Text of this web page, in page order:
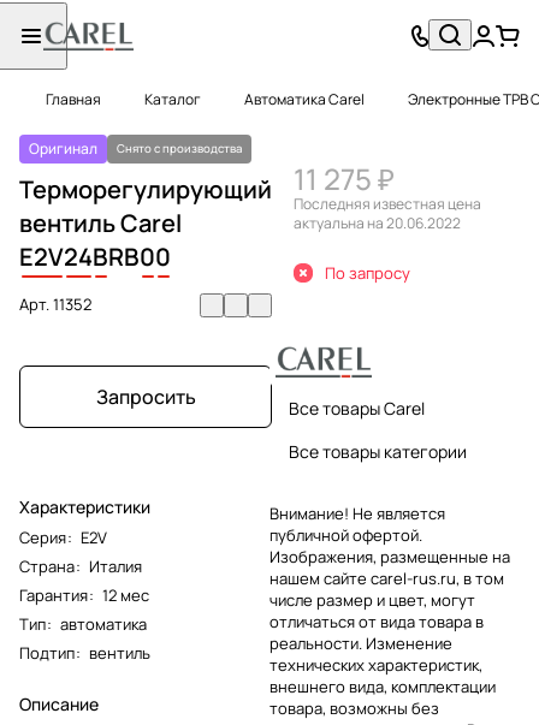
Главная Каталог Автоматика Carel Электронные ТРВ
Оригинал Снято с производства
Терморегулирующий
вентиль Carel
E2V24BRB00
Арт.11352
Запросить
Характеристики
Серия: E2V
Страна: Италия
Гарантия: 12 мес
Тип: автоматика
Подтип: вентиль
Описание
11 275 ₽
Последняя известная цена
актуальна на 20.06.2022
По запросу
Все товары Carel
Все товары категории
Внимание! Не является
публичной офертой.
Изображения, размещенные на
нашем сайте carel-rus.ru, в том
числе размер и цвет, могут
отличаться от вида товара в
реальности. Изменение
технических характеристик,
внешнего вида, комплектации
товара, возможны без